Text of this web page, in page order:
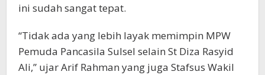
ini sudah sangat tepat.
“Tidak ada yang lebih layak memimpin MPW
Pemuda Pancasila Sulsel selain St Diza Rasyid
Ali,” ujar Arif Rahman yang juga Stafsus Wakil